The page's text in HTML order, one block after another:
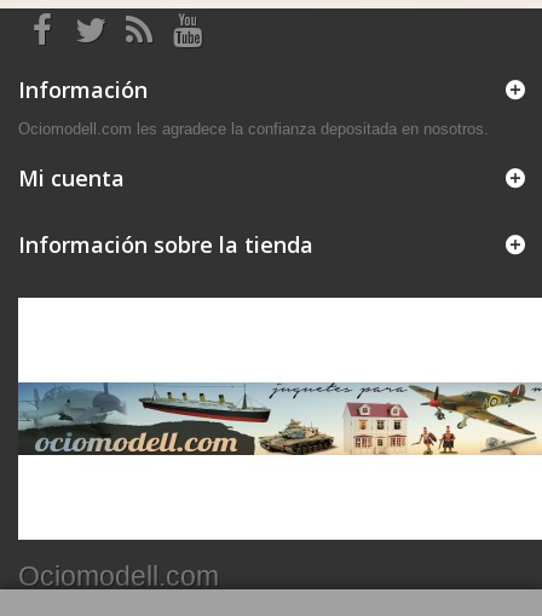
Información
Ociomodell.com les agradece la confianza depositada en nosotros.
Mi cuenta
Información sobre la tienda
Ociomodell.com